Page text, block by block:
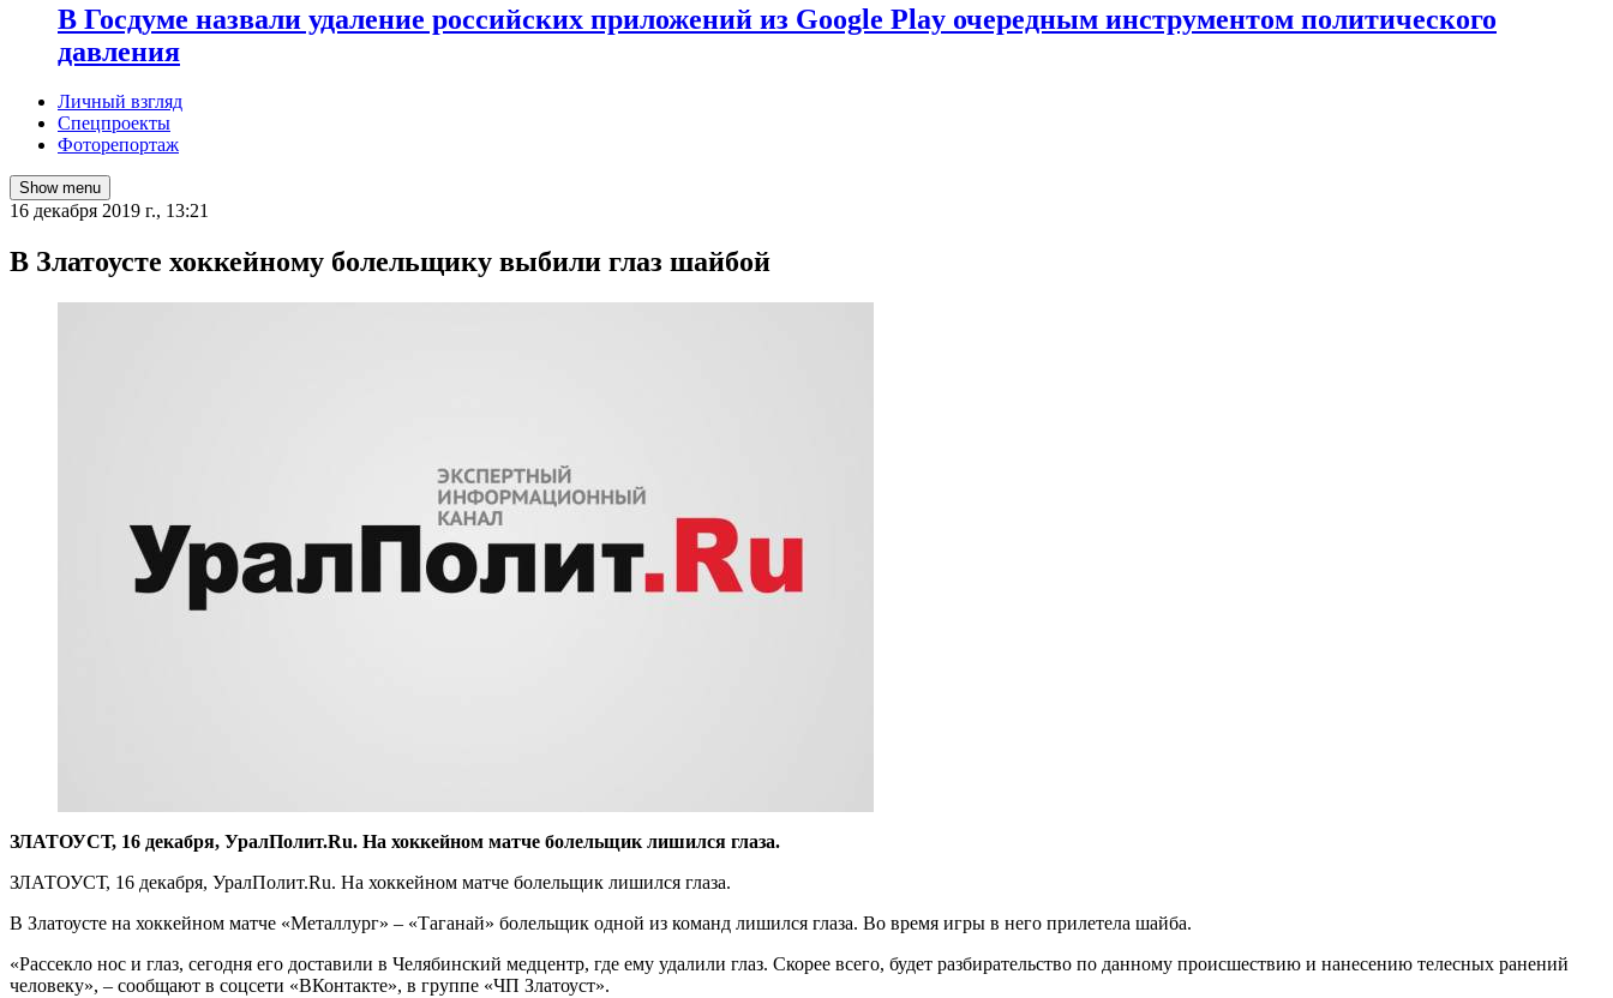
В Госдуме назвали удаление российских приложений из Google Play очередным инструментом политического
давления
Личный взгляд
Спецпроекты
Фоторепортаж
Show menu
16 декабря 2019 г., 13:21
В Златоусте хоккейному болельщику выбили глаз шайбой
ЗЛАТОУСТ, 16 декабря, УралПолит.Ru. На хоккейном матче болельщик лишился глаза.
ЗЛАТОУСТ, 16 декабря, УралПолит.Ru. На хоккейном матче болельщик лишился глаза.
В Златоусте на хоккейном матче «Металлург» – «Таганай» болельщик одной из команд лишился глаза. Во время игры в него прилетела шайба.
«Рассекло нос и глаз, сегодня его доставили в Челябинский медцентр, где ему удалили глаз. Скорее всего, будет разбирательство по данному происшествию и нанесению телесных ранений
человеку», – сообщают в соцсети «ВКонтакте», в группе «ЧП Златоуст».